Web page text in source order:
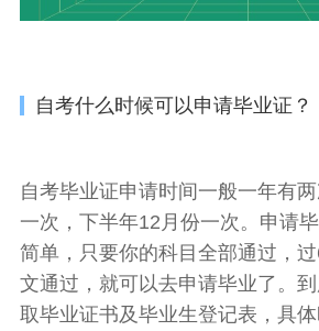
自考什么时候可以申请毕业证？
自考毕业证申请时间一般一年有
一次，下半年12月份一次。申请
简单，只要你的科目全部通过，
文通过，就可以去申请毕业了。
取毕业证书及毕业生登记表，具